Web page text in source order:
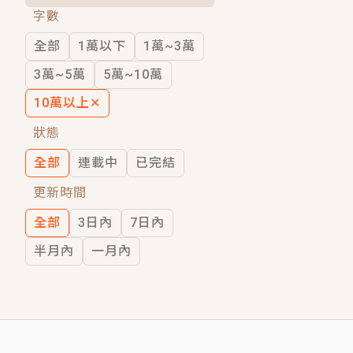
穿越｜《穿越遠古後成了野人娘子》你
字數
全部
1萬以下
1萬~3萬
3萬~5萬
5萬~10萬
10萬以上 ✕
狀態
全部
連載中
已完結
更新時間
全部
3日內
7日內
半月內
一月內